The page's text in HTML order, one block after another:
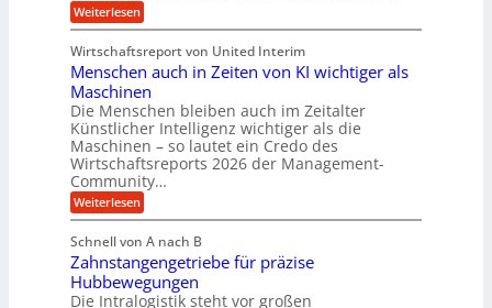
a
u
c
h
t
m
e
h
r
T
e
m
p
o
u
n
u
n
d
H
y
d
r
a
u
l
i
k
i
m
n
a
n
g
l
e
b
i
K
u
Weiterlesen:
S
g
u
l
a
T
e
c
h
n
o
l
o
g
i
e
s
b
Wirtschaftsreport von United Interim
Menschen auch in Zeiten von KI wichtiger als
Maschinen
Die Menschen bleiben auch im Zeitalter
Künstlicher Intelligenz wichtiger als die
Maschinen – so lautet ein Credo des
Wirtschaftsreports 2026 der Management-
Community…
Weiterlesen:
M
n
s
c
h
Schnell von A nach B
Zahnstangengetriebe für präzise
Hubbewegungen
Die Intralogistik steht vor großen